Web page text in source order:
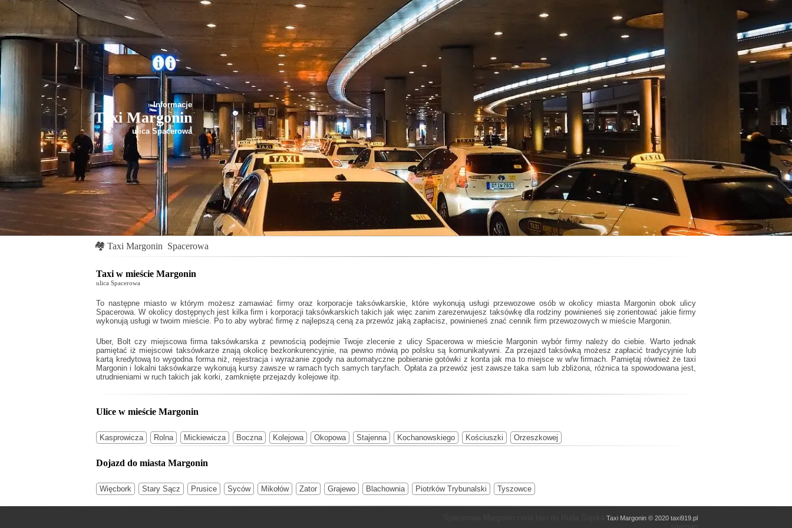
Informacje
Taxi Margonin
ulica Spacerowa
🏘 Taxi Margonin Spacerowa
Taxi w mieście Margonin
ulica Spacerowa
To następne miasto w którym możesz zamawiać firmy oraz korporacje taksówkarskie, które wykonują usługi przewozowe osób w okolicy miasta Margonin obok ulicy
Spacerowa. W okolicy dostępnych jest kilka firm i korporacji taksówkarskich takich jak więc zanim zarezerwujesz taksówkę dla rodziny powinieneś się zorientować jakie firmy
wykonują usługi w twoim mieście. Po to aby wybrać firmę z najlepszą ceną za przewóz jaką zapłacisz, powinieneś znać cennik firm przewozowych w mieście Margonin.
Uber, Bolt czy miejscowa firma taksówkarska z pewnością podejmie Twoje zlecenie z ulicy Spacerowa w mieście Margonin wybór firmy należy do ciebie. Warto jednak
pamiętać iż miejscowi taksówkarze znają okolicę bezkonkurencyjnie, na pewno mówią po polsku są komunikatywni. Za przejazd taksówką możesz zapłacić tradycyjnie lub
kartą kredytową to wygodna forma niż, rejestracja i wyrażanie zgody na automatyczne pobieranie gotówki z konta jak ma to miejsce w w/w firmach. Pamiętaj również że taxi
Margonin i lokalni taksówkarze wykonują kursy zawsze w ramach tych samych taryfach. Opłata za przewóz jest zawsze taka sam lub zbliżona, różnica ta spowodowana jest,
utrudnieniami w ruch takich jak korki, zamknięte przejazdy kolejowe itp.
Ulice w mieście Margonin
Kasprowicza Rolna Mickiewicza Boczna Kolejowa Okopowa Stajenna Kochanowskiego Kościuszki Orzeszkowej
Dojazd do miasta Margonin
Więcbork Stary Sącz Prusice Syców Mikołów Zator Grajewo Blachownia Piotrków Trybunalski Tyszowce
Taxi Margonin © 2020 taxi919.pl